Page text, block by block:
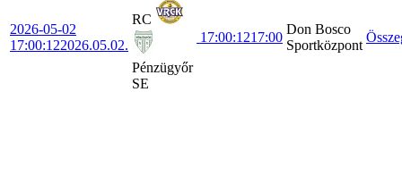
2026-05-02
17:00:122026.05.02.
RC
Pénzügyőr
SE
17:00:1217:00
Don Bosco
Sportközpont